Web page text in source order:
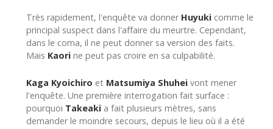
Très rapidement, l'enquête va donner Huyuki comme le
principal suspect dans l'affaire du meurtre. Cependant,
dans le coma, il ne peut donner sa version des faits.
Mais Kaori ne peut pas croire en sa culpabilité.
Kaga Kyoichiro et Matsumiya Shuhei vont mener
l'enquête. Une première interrogation fait surface :
pourquoi Takeaki a fait plusieurs mètres, sans
demander le moindre secours, depuis le lieu où il a été